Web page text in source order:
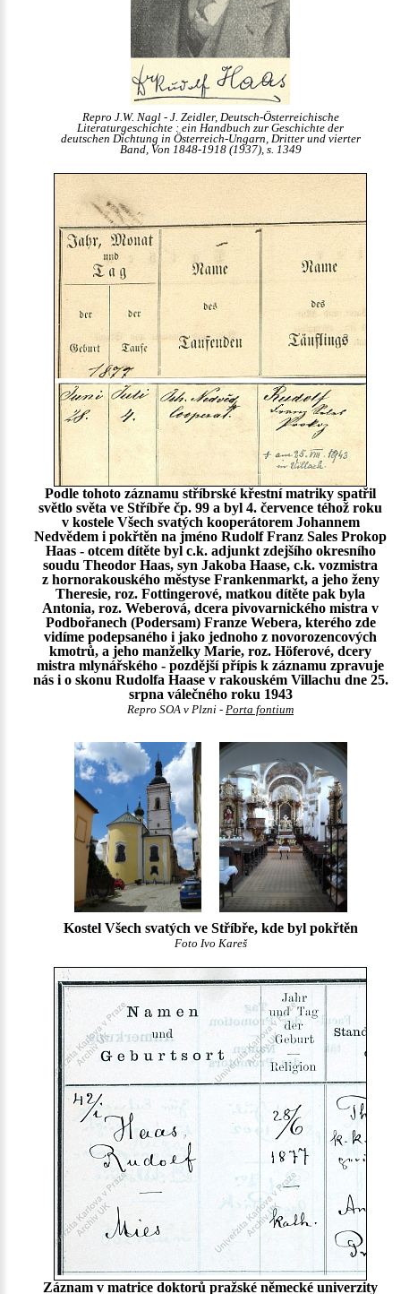
Repro J.W. Nagl - J. Zeidler, Deutsch-Österreichische
Literaturgeschichte : ein Handbuch zur Geschichte der
deutschen Dichtung in Österreich-Ungarn, Dritter und vierter
Band, Von 1848-1918 (1937), s. 1349
Podle tohoto záznamu stříbrské křestní matriky spatřil
světlo světa ve Stříbře čp. 99 a byl 4. července téhož roku
v kostele Všech svatých kooperátorem Johannem
Nedvědem i pokřtěn na jméno Rudolf Franz Sales Prokop
Haas - otcem dítěte byl c.k. adjunkt zdejšího okresního
soudu Theodor Haas, syn Jakoba Haase, c.k. vozmistra
z hornorakouského městyse Frankenmarkt, a jeho ženy
Theresie, roz. Fottingerové, matkou dítěte pak byla
Antonia, roz. Weberová, dcera pivovarnického mistra v
Podbořanech (Podersam) Franze Webera, kterého zde
vidíme podepsaného i jako jednoho z novorozencových
kmotrů, a jeho manželky Marie, roz. Höferové, dcery
mistra mlynářského - pozdější přípis k záznamu zpravuje
nás i o skonu Rudolfa Haase v rakouském Villachu dne 25.
srpna válečného roku 1943
Repro SOA v Plzni - Porta fontium
Kostel Všech svatých ve Stříbře, kde byl pokřtěn
Foto Ivo Kareš
Záznam v matrice doktorů pražské německé univerzity